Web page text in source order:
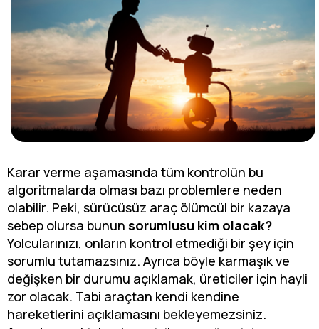
Karar verme aşamasında tüm kontrolün bu
algoritmalarda olması bazı problemlere neden
olabilir. Peki, sürücüsüz araç ölümcül bir kazaya
sebep olursa bunun sorumlusu kim olacak?
Yolcularınızı, onların kontrol etmediği bir şey için
sorumlu tutamazsınız. Ayrıca böyle karmaşık ve
değişken bir durumu açıklamak, üreticiler için hayli
zor olacak. Tabi araçtan kendi kendine
hareketlerini açıklamasını bekleyemezsiniz.